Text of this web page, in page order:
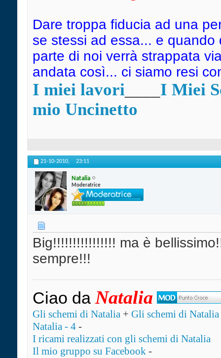
Dare troppa fiducia ad una
se stessi ad essa... e
parte di noi verrà strappata
andata così... ci siamo resi
I miei lavori
I Miei
mio Uncinetto
21-10-2010, 23:11
Natalia
Moderatrice
Big!!!!!!!!!!!!!!!! ma è
sempre!!!
Ciao da Natalia
Gli schemi di Natalia + Gli schemi di
Natalia - 4 -
I ricami realizzati con gli schemi di Natalia
Il mio gruppo su Facebook -